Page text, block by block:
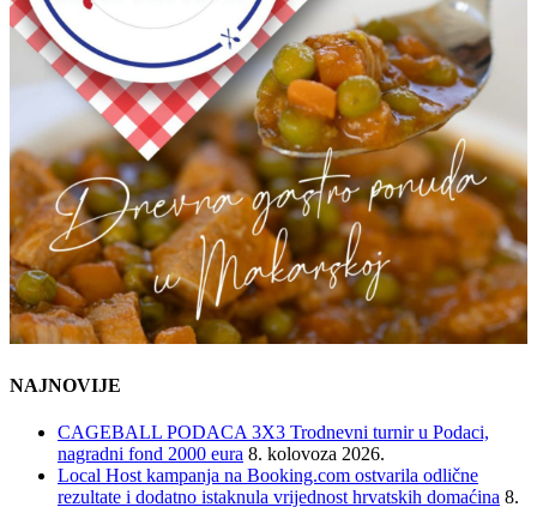
NAJNOVIJE
CAGEBALL PODACA 3X3 Trodnevni turnir u Podaci,
nagradni fond 2000 eura 8. kolovoza 2026.
Local Host kampanja na Booking.com ostvarila odlične
rezultate i dodatno istaknula vrijednost hrvatskih domaćina 8.